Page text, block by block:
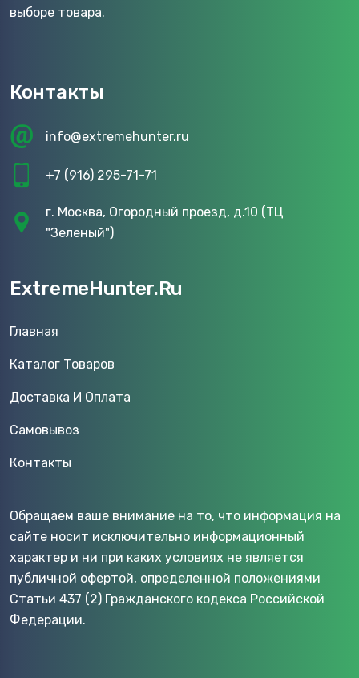
выборе товара.
Контакты
info@extremehunter.ru
+7 (916) 295-71-71
г. Москва, Огородный проезд, д.10 (ТЦ
"Зеленый")
ExtremeHunter.Ru
Главная
Каталог Товаров
Доставка И Оплата
Самовывоз
Контакты
Обращаем ваше внимание на то, что информация на
сайте носит исключительно информационный
характер и ни при каких условиях не является
публичной офертой, определенной положениями
Статьи 437 (2) Гражданского кодекса Российской
Федерации.